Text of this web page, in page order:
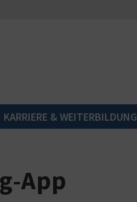
KARRIERE & WEITERBILDUNG
App